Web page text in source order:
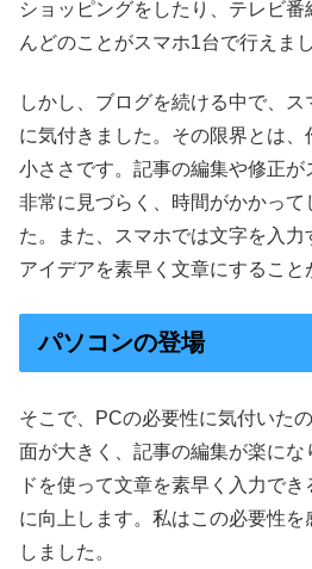
ショッピングをしたり、テレビ番
んどのことがスマホ1台で行えまし
しかし、ブログを続ける中で、
に気付きました。その限界とは
小ささです。記事の編集や修正
非常に見づらく、時間がかかって
た。また、スマホでは文字を入力
アイデアを素早く文章にすること
パソコンの登場
そこで、PCの必要性に気付いた
面が大きく、記事の編集が楽に
ドを使って文章を素早く入力で
に向上します。私はこの必要性
しました。